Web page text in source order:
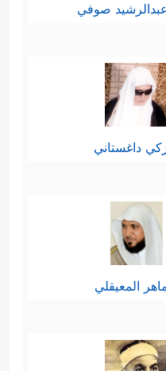
عبدالرشيد صوفي
داغستاني
المعيقلي